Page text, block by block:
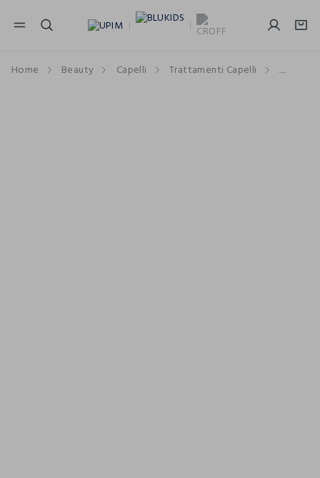
NAVIGATION.ARIA.GOTOMAINCONTENT
Home Beauty Capelli Trattamenti Capelli